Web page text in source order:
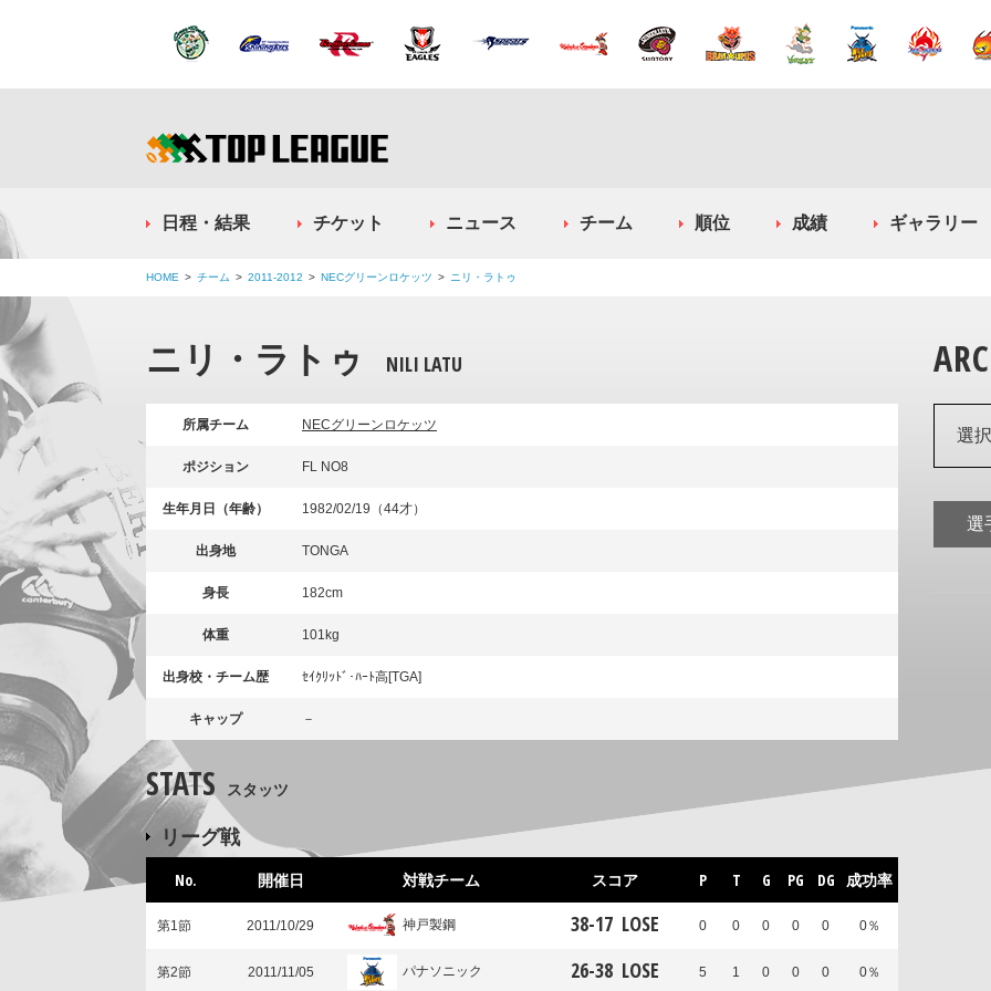
日程・結果 チケット ニュース チーム 順位 成績 ギャラリー
HOME チーム 2011-2012 NECグリーンロケッツ ニリ・ラトゥ
ニリ・ラトゥ NILI LATU
所属チーム NECグリーンロケッツ
ポジション FL NO8
生年月日（年齢） 1982/02/19（44才）
出身地 TONGA
身長 182cm
体重 101kg
出身校・チーム歴 ｾｲｸﾘｯﾄﾞ･ﾊｰﾄ高[TGA]
キャップ －
STATS スタッツ
リーグ戦
No. 開催日 対戦チーム スコア P T G PG DG 成功率
第1節 2011/10/29 神戸製鋼 38-17 LOSE 0 0 0 0 0 0％
第2節 2011/11/05 パナソニック 26-38 LOSE 5 1 0 0 0 0％
選
選